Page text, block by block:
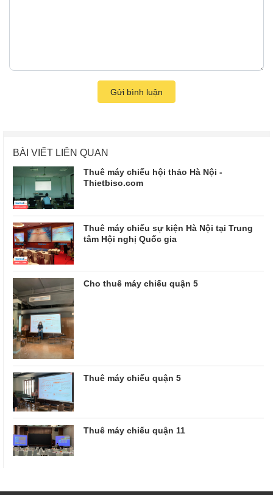
Gửi bình luận
BÀI VIẾT LIÊN QUAN
Thuê máy chiếu hội thảo Hà Nội -
Thietbiso.com
Thuê máy chiếu sự kiện Hà Nội tại Trung
tâm Hội nghị Quốc gia
Cho thuê máy chiếu quận 5
Thuê máy chiếu quận 5
Thuê máy chiếu quận 11